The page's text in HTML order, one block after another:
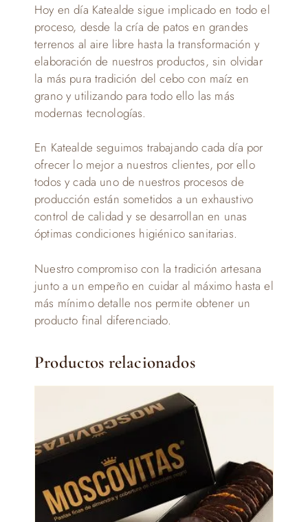
Hoy en día Katealde sigue implicado en todo el
proceso, desde la cría de patos en grandes
terrenos al aire libre hasta la transformación y
elaboración de nuestros productos, sin olvidar
la más pura tradición del cebo con maíz en
grano y utilizando para todo ello las más
modernas tecnologías.
En Katealde seguimos trabajando cada día por
ofrecer lo mejor a nuestros clientes, por ello
todos y cada uno de nuestros procesos de
producción están sometidos a un exhaustivo
control de calidad y se desarrollan en unas
óptimas condiciones higiénico sanitarias.
Nuestro compromiso con la tradición artesana
junto a un empeño en cuidar al máximo hasta el
más mínimo detalle nos permite obtener un
producto final diferenciado.
Productos relacionados